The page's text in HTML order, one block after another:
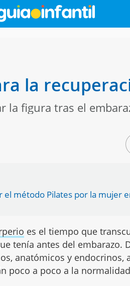
la
la figura tras el
el método Pilates por la mujer
es el tiempo que
tenía antes del embarazo.
anatómicos y endocrinos,
poco a poco a la